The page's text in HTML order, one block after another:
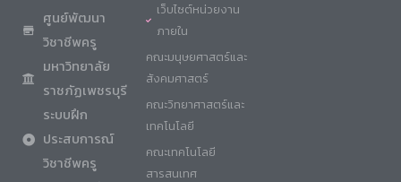
ศูนย์พัฒนา
วิชาชีพครู
มหาวิทยาลัย
ราชภัฏเพชรบุรี
ระบบฝึก
ประสบการณ์
วิชาชีพครู
เว็บไซต์หน่วยงาน
ภายใน
คณะมนุษยศาสตร์และ
สังคมศาสตร์
คณะวิทยาศาสตร์และ
เทคโนโลยี
คณะเทคโนโลยี
สารสนเทศ